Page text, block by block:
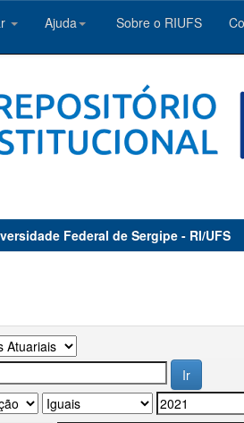
Ajuda Sobre o RIUFS
Federal de Sergipe - RI/UFS